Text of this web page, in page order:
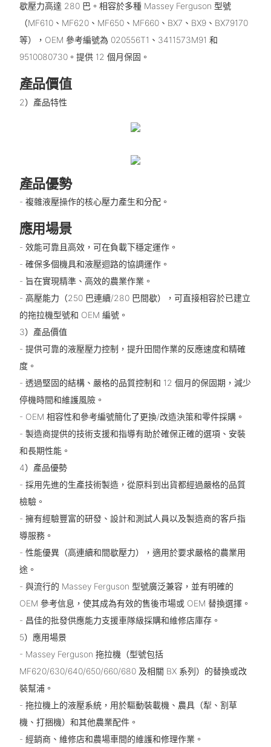
歇壓力高達 280 巴。相容於多種 Massey Ferguson 型號
（MF610、MF620、MF650、MF660、BX7、BX9、BX79170
等），OEM 參考編號為 020556T1、3411573M91 和
9510080730。提供 12 個月保固。
產品價值
2）產品特性
產品優勢
- 複雜液壓操作的核心壓力產生和分配。
應用場景
- 效能可靠且高效，可在負載下穩定運作。
- 確保多個機具和液壓迴路的協調運作。
- 旨在實現精準、高效的農業作業。
- 高壓能力（250 巴連續/280 巴間歇），可直接相容於已建立
的拖拉機型號和 OEM 編號。
3）產品價值
- 提供可靠的液壓壓力控制，提升田間作業的反應速度和精確
度。
- 透過堅固的結構、嚴格的品質控制和 12 個月的保固期，減少
停機時間和維護風險。
- OEM 相容性和參考編號簡化了更換/改造決策和零件採購。
- 製造商提供的技術支援和指導有助於確保正確的選項、安裝
和長期性能。
4）產品優勢
- 採用先進的生產技術製造，從原料到出貨都經過嚴格的品質
檢驗。
- 擁有經驗豐富的研發、設計和測試人員以及製造商的客戶指
導服務。
- 性能優異（高連續和間歇壓力），適用於要求嚴格的農業用
途。
- 與流行的 Massey Ferguson 型號廣泛兼容，並有明確的
OEM 參考信息，使其成為有效的售後市場或 OEM 替換選擇。
- 昌佳的批發供應能力支援車隊級採購和維修店庫存。
5）應用場景
- Massey Ferguson 拖拉機（型號包括
MF620/630/640/650/660/680 及相關 BX 系列）的替換或改
裝幫浦。
- 拖拉機上的液壓系統，用於驅動裝載機、農具（犁、割草
機、打捆機）和其他農業配件。
- 經銷商、維修店和農場車間的維護和修理作業。